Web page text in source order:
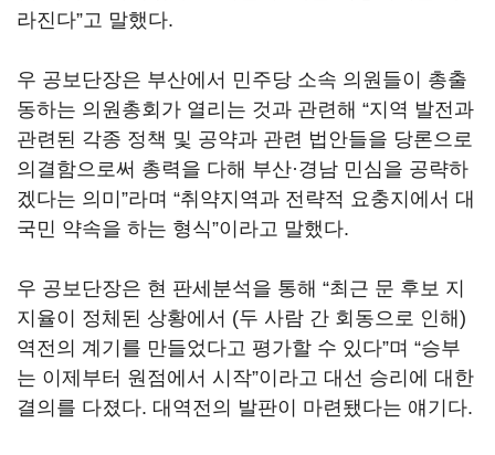
라진다”고 말했다.
우 공보단장은 부산에서 민주당 소속 의원들이 총출
동하는 의원총회가 열리는 것과 관련해 “지역 발전과
관련된 각종 정책 및 공약과 관련 법안들을 당론으로
의결함으로써 총력을 다해 부산·경남 민심을 공략하
겠다는 의미”라며 “취약지역과 전략적 요충지에서 대
국민 약속을 하는 형식”이라고 말했다.
우 공보단장은 현 판세분석을 통해 “최근 문 후보 지
지율이 정체된 상황에서 (두 사람 간 회동으로 인해)
역전의 계기를 만들었다고 평가할 수 있다”며 “승부
는 이제부터 원점에서 시작”이라고 대선 승리에 대한
결의를 다졌다. 대역전의 발판이 마련됐다는 얘기다.